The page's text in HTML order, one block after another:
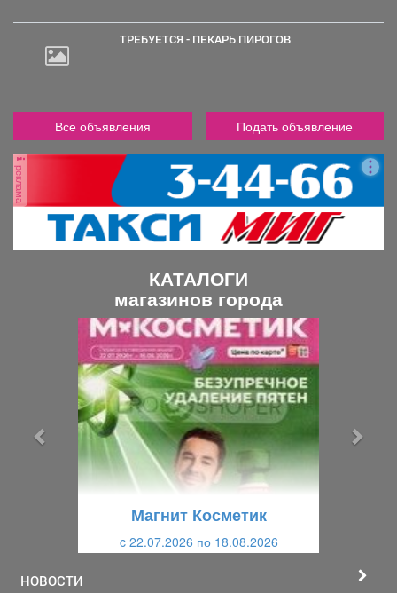
ТРЕБУЕТСЯ - ПЕКАРЬ ПИРОГОВ
Все объявления Подать объявление
реклама
КАТАЛОГИ
магазинов города
Магнит Косметик
c 22.07.2026 по 18.08.2026
НОВОСТИ